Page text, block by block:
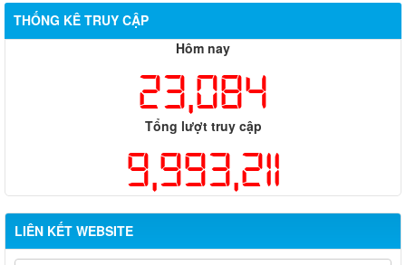
THỐNG KÊ TRUY CẬP
Hôm nay
23,084
Tổng lượt truy cập
9,993,211
LIÊN KẾT WEBSITE